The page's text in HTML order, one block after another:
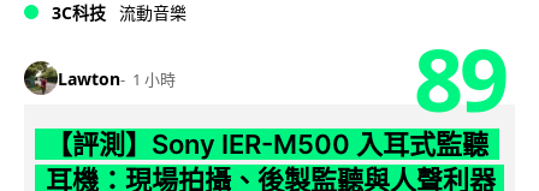
3C科技 流動音樂
Lawton 1 小時 89
【評測】Sony IER-M500 入耳式監聽
耳機：現場拍攝、後製監聽與人聲利器